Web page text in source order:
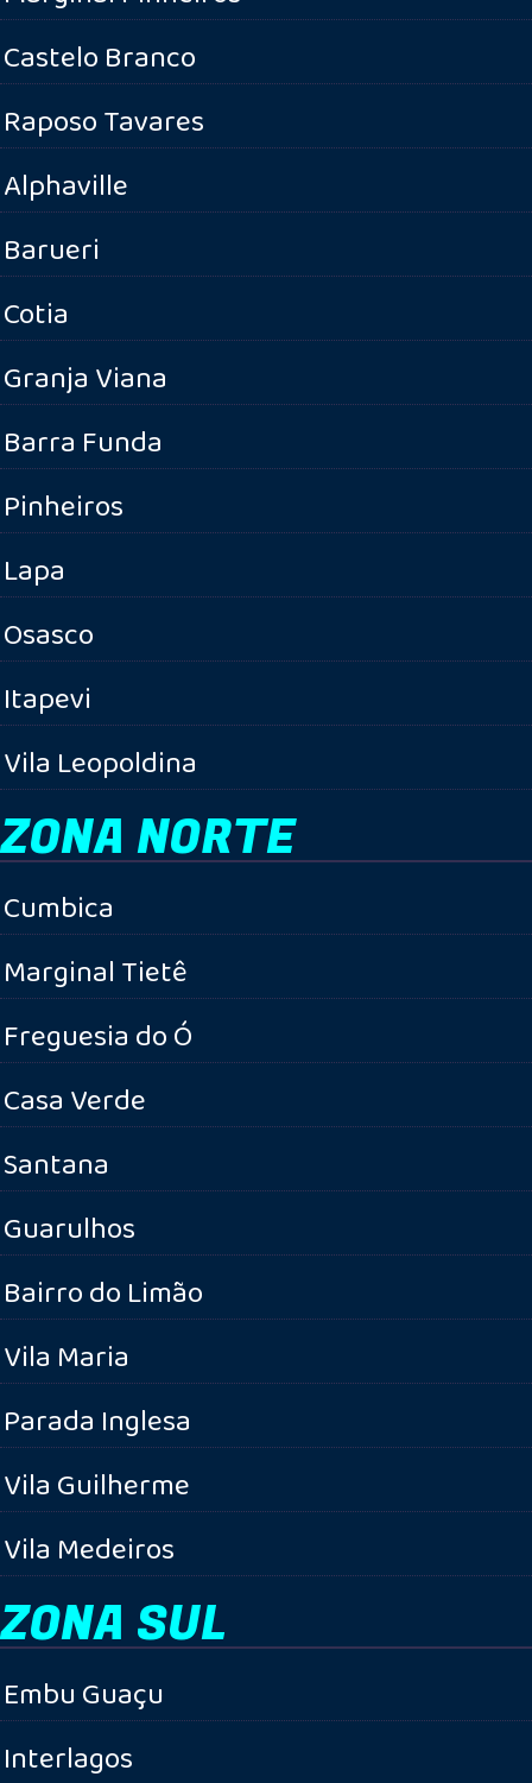
Castelo Branco
Raposo Tavares
Alphaville
Barueri
Cotia
Granja Viana
Barra Funda
Pinheiros
Lapa
Osasco
Itapevi
Vila Leopoldina
ZONA NORTE
Cumbica
Marginal Tietê
Freguesia do Ó
Casa Verde
Santana
Guarulhos
Bairro do Limão
Vila Maria
Parada Inglesa
Vila Guilherme
Vila Medeiros
ZONA SUL
Embu Guaçu
Interlagos